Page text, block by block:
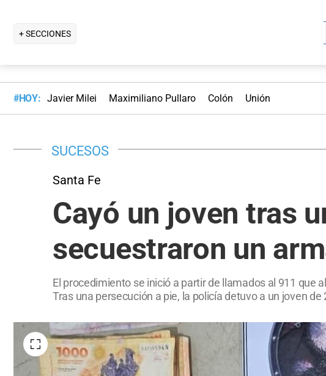
+ SECCIONES
#HOY: Javier Milei Maximiliano Pullaro Colón Unión
SUCESOS
Santa Fe
Cayó un joven tras
secuestraron un
El procedimiento se inició a partir de llamados al 911 que
Tras una persecución a pie, la policía detuvo a un joven